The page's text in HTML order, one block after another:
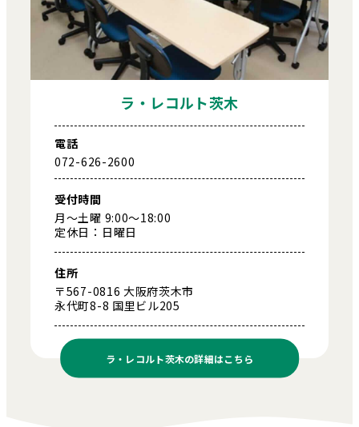
ラ・レコルト茨木
電話
072-626-2600
受付時間
月～土曜 9:00～18:00
定休日：日曜日
住所
〒567-0816 大阪府茨木市
永代町8-8 国里ビル205
ラ・レコルト茨木の詳細はこちら